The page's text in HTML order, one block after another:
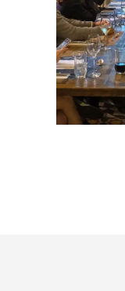
2026
7 imagens